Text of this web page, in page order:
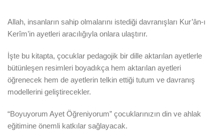
Allah, insanların sahip olmalarını istediği davranışları Kur’ân-ı
Kerîm’in ayetleri aracılığıyla onlara ulaştırır.
İşte bu kitapta, çocuklar pedagojik bir dille aktarılan ayetlerle
bütünleşen resimleri boyadıkça hem aktarılan ayetleri
öğrenecek hem de ayetlerin telkin ettiği tutum ve davranış
modellerini geliştirecekler.
“Boyuyorum Ayet Öğreniyorum” çocuklarınızın din ve ahlak
eğitimine önemli katkılar sağlayacak.